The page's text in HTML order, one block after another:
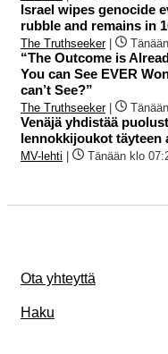
Israel wipes genocide
rubble and remains in
The Truthseeker|
“The Outcome is
You can See EVER
can’t See?”
The Truthseeker|
Venäjä yhdistää
lennokkijoukot täyteen
MV-lehti Tänään klo
Ota yhteyttä
Haku